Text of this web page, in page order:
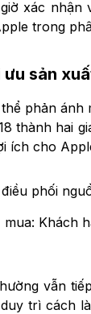
xác
trong
sản
phản
thành hai
ích cho
phối
Khách
vẫn
trì cách